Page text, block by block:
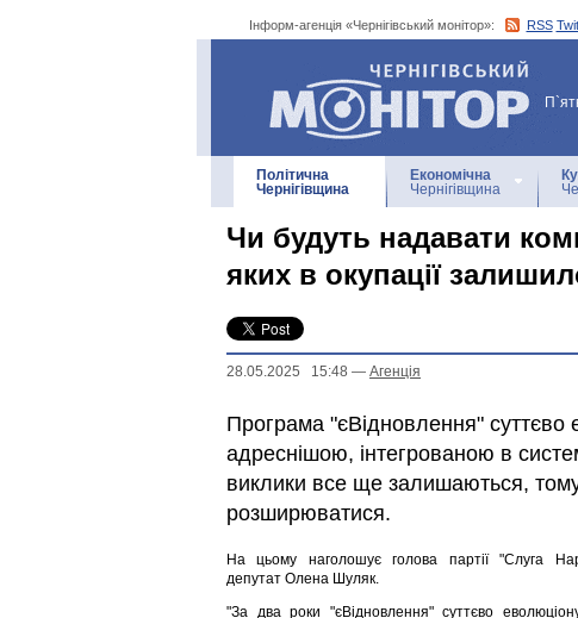
Інформ-агенція «Чернігівський монітор»: RSS
Інформ-агенція
«Чернігівський монітор»
Політична
Чернігівщина
Економічна
Чернігівщина
Чи будуть надавати
яких в окупації
28.05.2025 15:48 — Агенцiя
Програма "єВідновлення" суттєво
адреснішою, інтегрованою в
виклики все ще залишаються,
розширюватися.
На цьому наголошує голова партії "Слуга
депутат Олена Шуляк.
"За два роки "єВідновлення" суттєво